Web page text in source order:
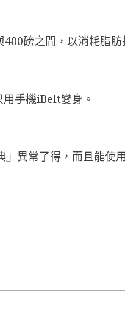
磅之間，以消耗脂肪
手機iBelt變身。
異常了得，而且能使